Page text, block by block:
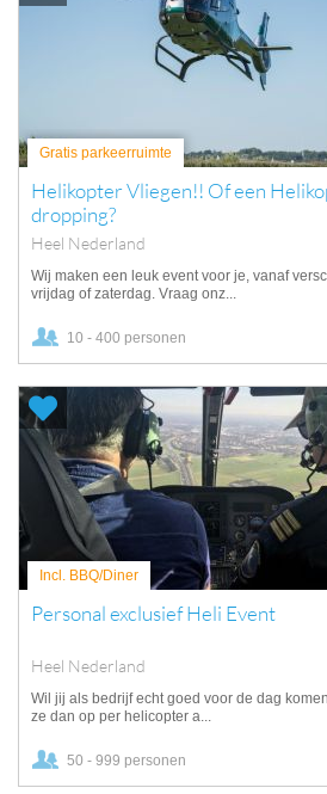
Gratis parkeerruimte
Helikopter Vliegen!! Of een
dropping?
Heel Nederland
Wij maken een leuk event voor je, vanaf
vrijdag of zaterdag. Vraag onz...
10 - 400 personen
Incl. BBQ/Diner
Personal exclusief Heli Event
Heel Nederland
Wil jij als bedrijf echt goed voor de dag
ze dan op per helicopter a...
50 - 999 personen